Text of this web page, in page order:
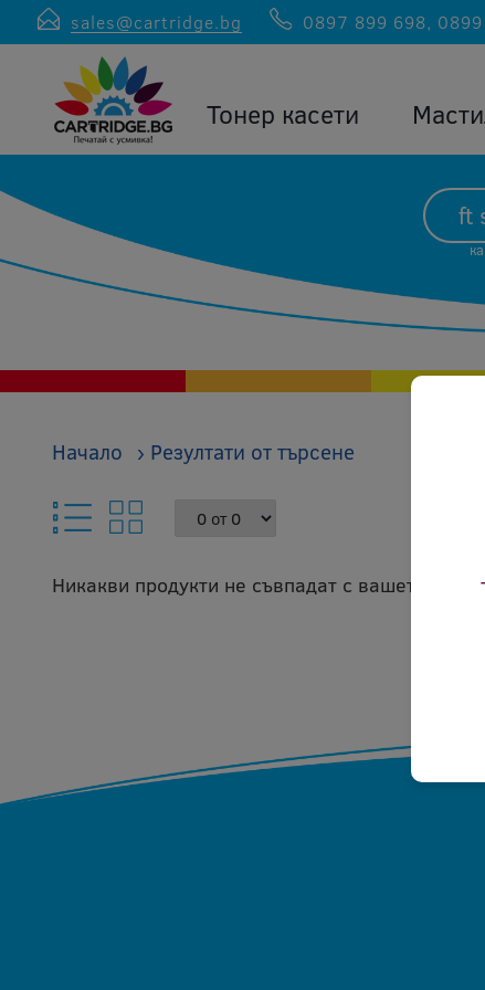
sales@cartridge.bg 0897 899 698,
Тонер касети
Начало › Резултати от търсене
Никакви продукти не съвпадат с вашето